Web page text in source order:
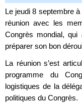
Le jeudi 8 septembre
réunion avec les
Congrès mondial,
préparer son bon
La réunion s’est
programme du
logistiques de la
politiques du Congrès.